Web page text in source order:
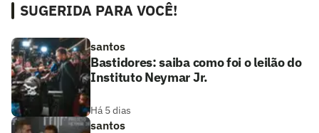
SUGERIDA PARA VOCÊ!
santos
Bastidores: saiba como foi o leilão do
Instituto Neymar Jr.
Há 5 dias
santos